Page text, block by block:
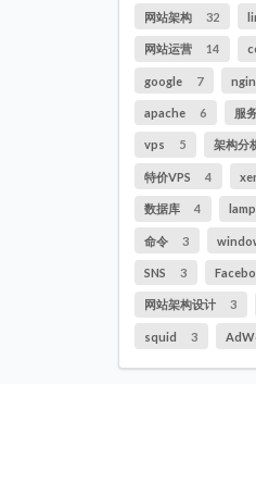
网站架构 32
网站运营 14
google 7
apache 6 服
vps 5 架构分
特价VPS 4
数据库 4 lamp
命令 3
SNS 3
网站架构设计 3
squid 3